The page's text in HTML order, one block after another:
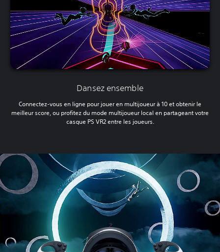
Dansez ensemble
Connectez-vous en ligne pour jouer en multijoueur à 10 et obtenir le
meilleur score, ou profitez du mode multijoueur local en partageant votre
casque PS VR2 entre les joueurs.